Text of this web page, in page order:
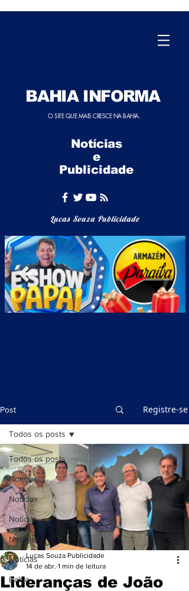
BAHIA INFORMA
O SITE QUE MAIS CRESCE NA BAHIA.
Notícias
e
Publicidade
Lucas Souza Publicidade
Post Registre-se
Todos os posts
Notícias
Notícias
Notícias
Notícias
Notícias
Bahia
Todos os posts
Lideranças de João
Lucas Souza Publicidade
14 de abr. 1 min de leitura